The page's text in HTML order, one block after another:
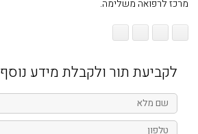
לקביעת תור ולקבלת מידע נוסף
שם
מלא
טלפון
מרכז לרפואה משלימה.